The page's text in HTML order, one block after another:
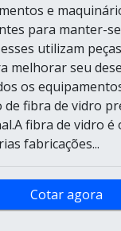
e
para manter-
utilizam
melhorar seu
os
fibra de vidro
fibra de vidro é
fabricações...
Cotar agora